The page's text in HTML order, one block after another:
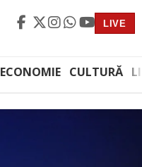
LIVE
ECONOMIE CULTURĂ